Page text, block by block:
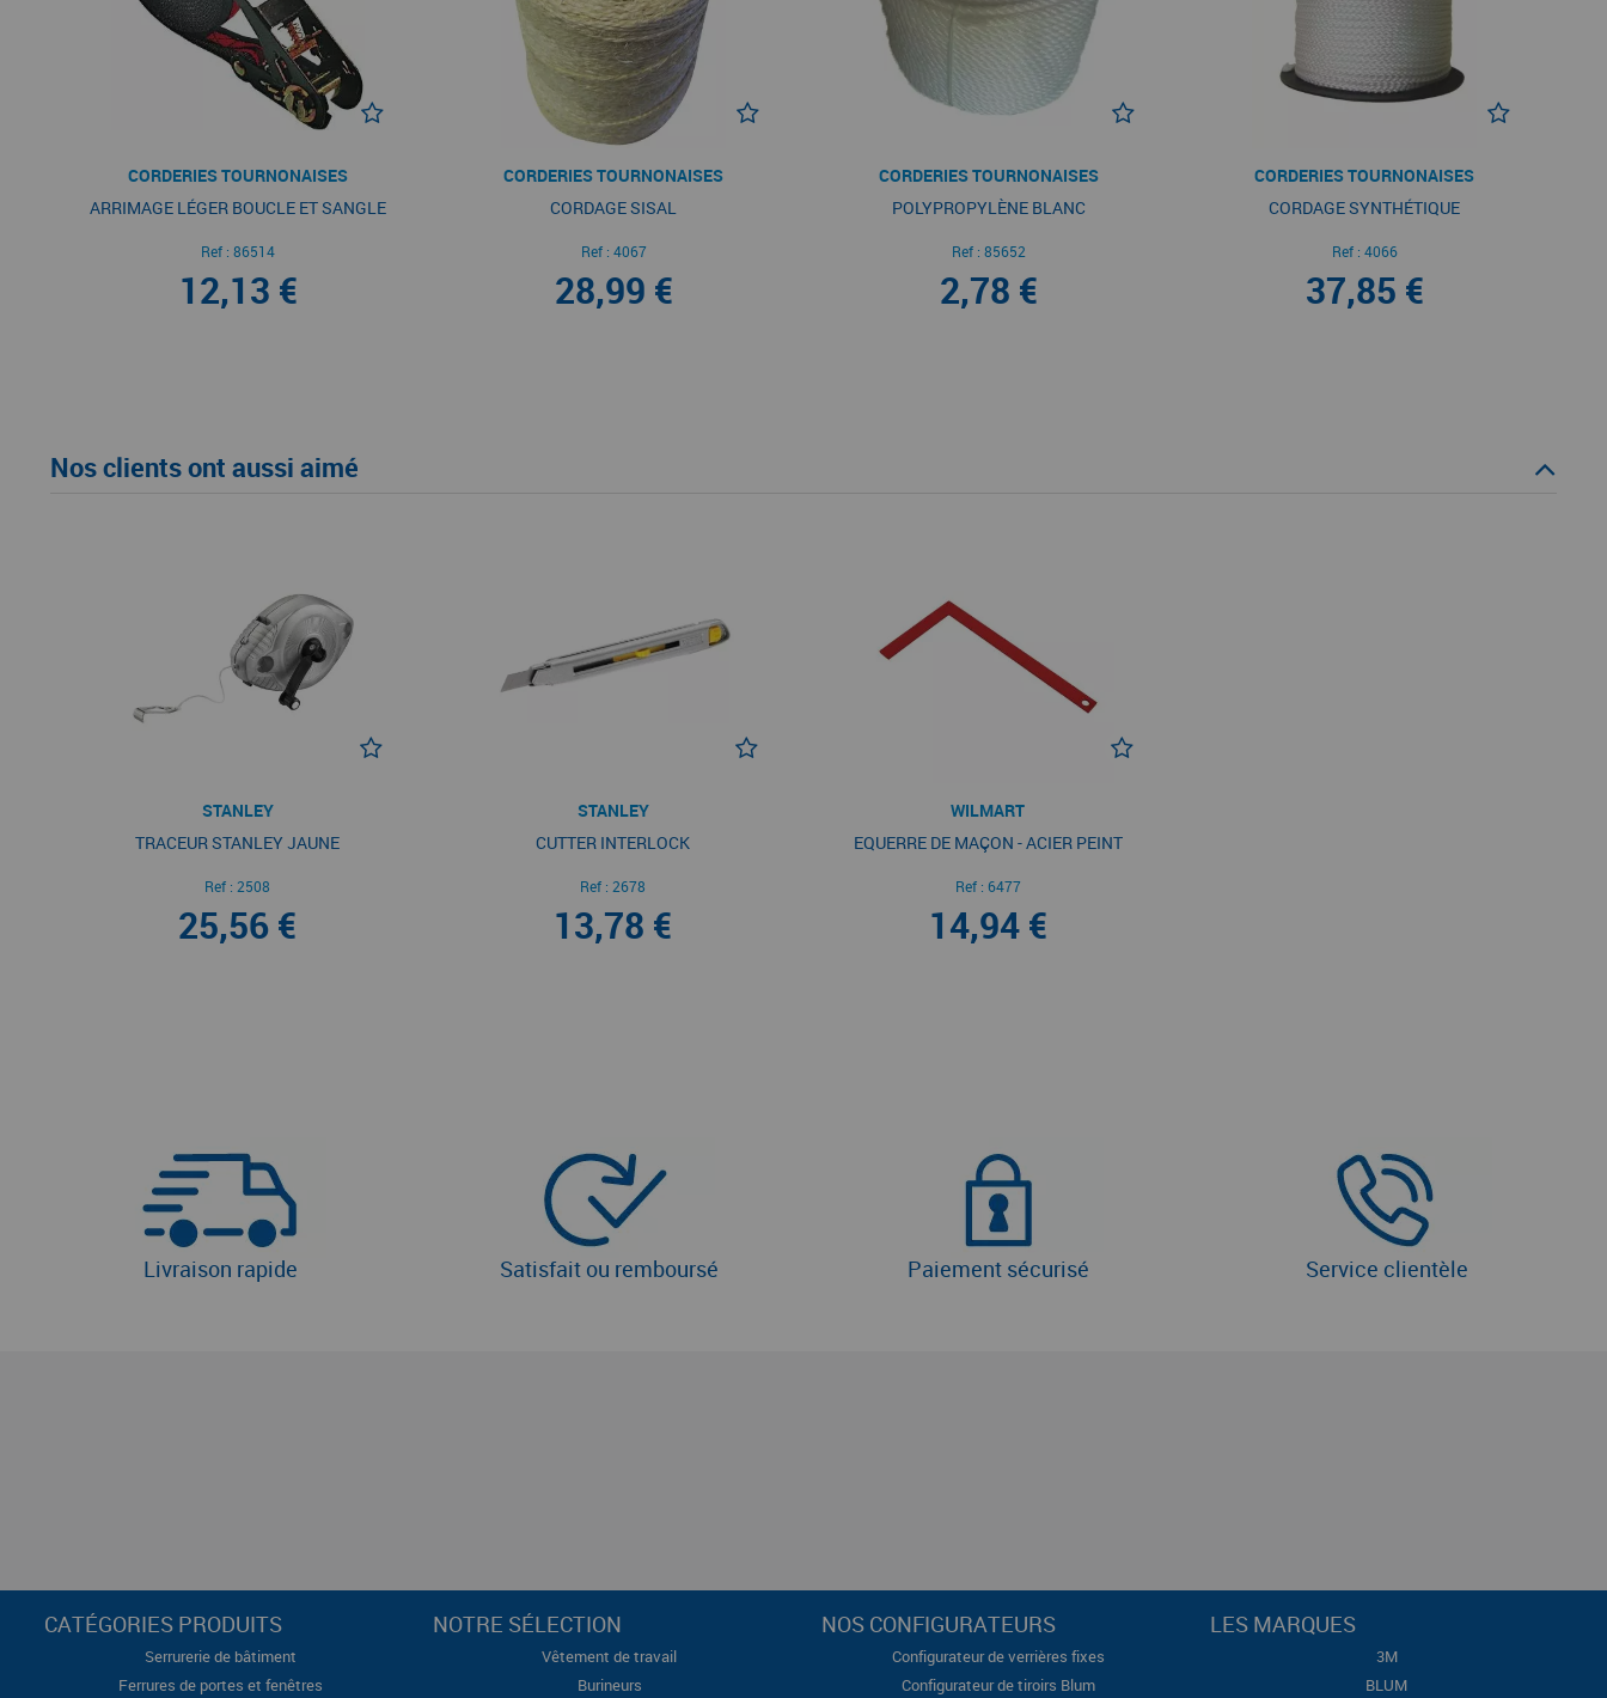
CORDERIES TOURNONAISES
ARRIMAGE LÉGER BOUCLE ET SANGLE
Ref : 86514
12,13 €
CORDERIES TOURNONAISES
CORDAGE SISAL
Ref : 4067
28,99 €
CORDERIES TOURNONAISES
POLYPROPYLÈNE BLANC
Ref : 85652
2,78 €
CORDERIES TOURNONAISES
CORDAGE SYNTHÉTIQUE
Ref : 4066
37,85 €
Nos clients ont aussi aimé
STANLEY
TRACEUR STANLEY JAUNE
Ref :2508
25,56 €
STANLEY
CUTTER INTERLOCK
Ref : 2678
13,78 €
WILMART
EQUERRE DE MAÇON - ACIER PEINT
Ref : 6477
14,94 €
Livraison rapide Satisfait ou remboursé Paiement sécurisé Service clientèle
CATÉGORIES PRODUITS
Serrurerie de bâtiment
Ferrures de portes et fenêtres
NOTRE SÉLECTION
Vêtement de travail
Burineurs
NOS CONFIGURATEURS
Configurateur de verrières fixes
Configurateur de tiroirs Blum
LES MARQUES
3M
BLUM